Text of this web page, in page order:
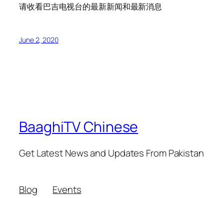
请收看巴吉电视台的最新新闻和最新消息
June 2, 2020
BaaghiTV Chinese
Get Latest News and Updates From Pakistan
Blog
Events